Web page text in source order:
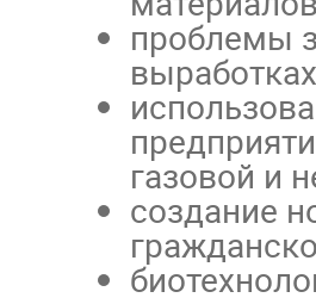
проблемы
газовой и
создание